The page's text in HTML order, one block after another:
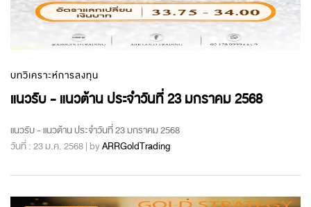
บทวิเคราะห์การลงทุน
แนวรับ - แนวต้าน ประจำวันที่ 23 มกราคม 2568
แนวรับ - แนวต้าน ประจำวันที่ 23 มกราคม 2568
วันที่ : 23 ม.ค. 2568 | byARRGoldTrading